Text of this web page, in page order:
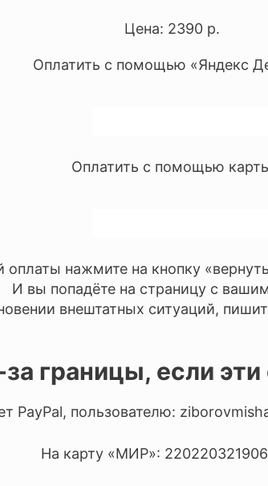
Цена: 2390 р.
Оплатить с помощью «Яндекс
Оплатить с помощью
нажмите на кнопку
И вы попадёте на страницу с
внештатных ситуаций,
за границы, если
PayPal, пользователю:
На карту «МИР»: